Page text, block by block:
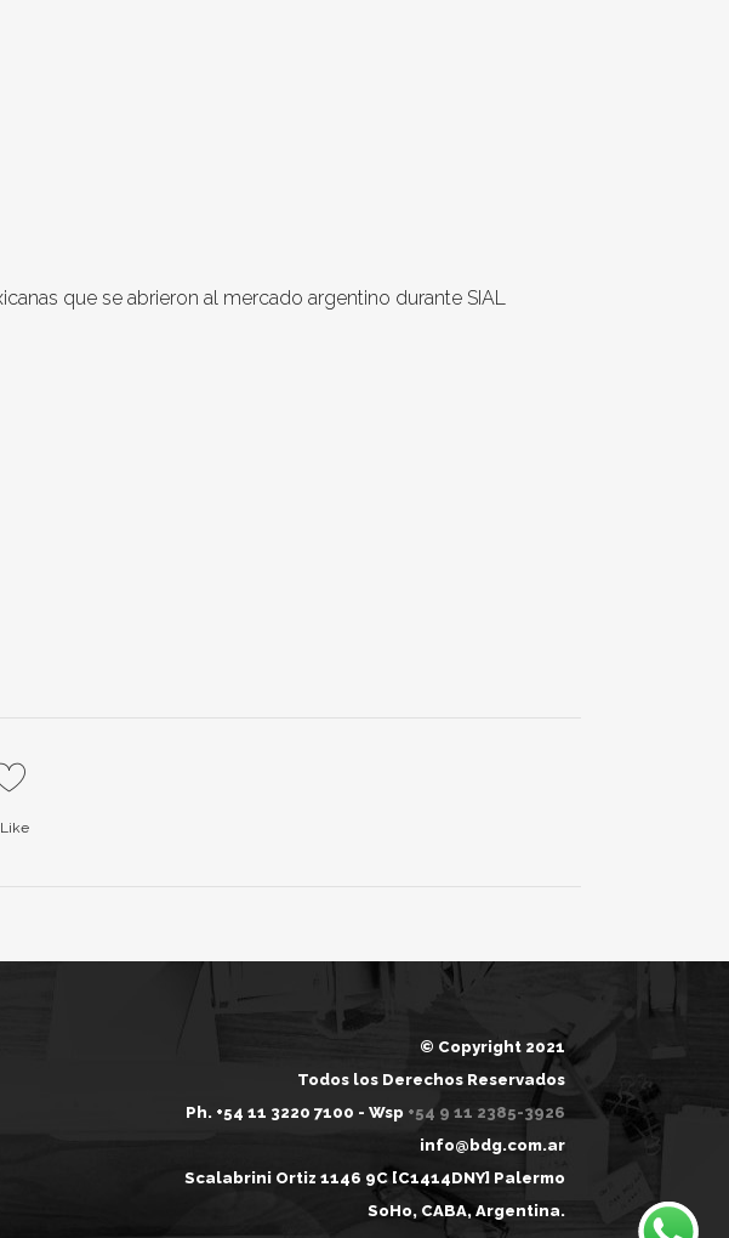
que se abrieron al mercado argentino durante SIAL
Like
© Copyright 2021
Todos los Derechos Reservados
Ph. +54 11 3220 7100 - Wsp +54 9 11 2385-3926
info@bdg.com.ar
Scalabrini Ortiz 1146 9C [C1414DNY] Palermo
SoHo, CABA, Argentina.